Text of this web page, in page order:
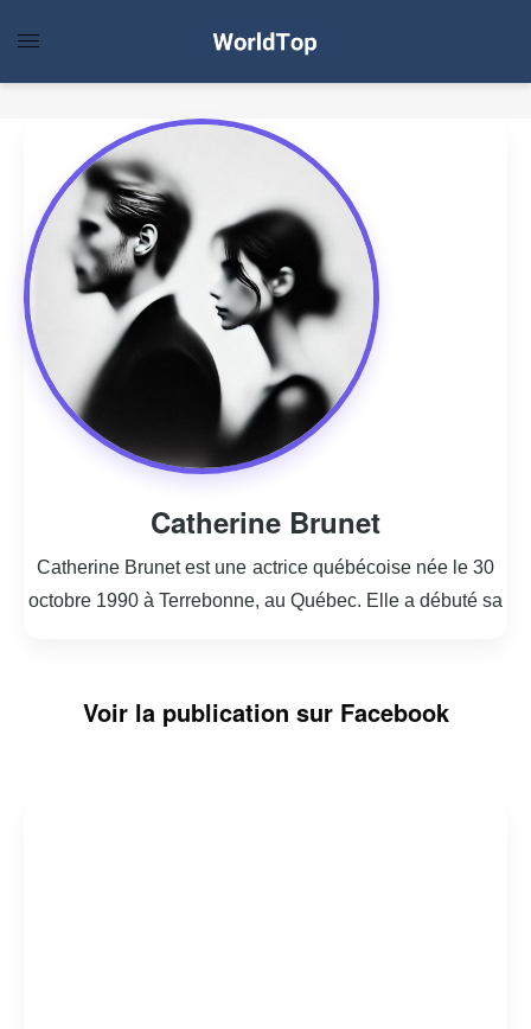
Catherine Brunet
Catherine Brunet est une actrice québécoise née le 30
octobre 1990 à Terrebonne, au Québec. Elle a débuté sa
pour adolescents « Le Monde de Charlotte ». Depuis, elle
a su diversifier ses talents en jouant dans diverses
Voir la publication sur Facebook